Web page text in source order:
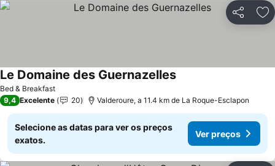
Partilhar
Bed & Breakfast
Le Domaine des GuernazellesVer preços
9,4 Excelente 20 Valderoure, a 11.4 km de La Roque-Esclapon
Selecione as datas para ver os preços
exatos.
Ver preços